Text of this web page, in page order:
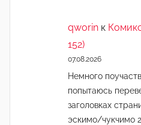
qworin к
152)
07.08.2026
Немного
попытаюсь
заголовках
эскимо/чукчимо